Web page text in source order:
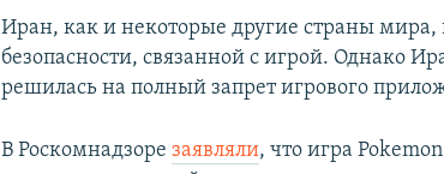
Иран, как и некоторые другие страны мира,
безопасности, связанной с игрой. Однако
решилась на полный запрет игрового
В Роскомнадзорезаявляли, что игра